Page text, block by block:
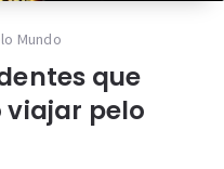
Mundo
que
viajar pelo